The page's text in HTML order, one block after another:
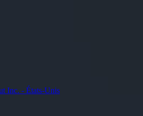
Inc. - États-Unis